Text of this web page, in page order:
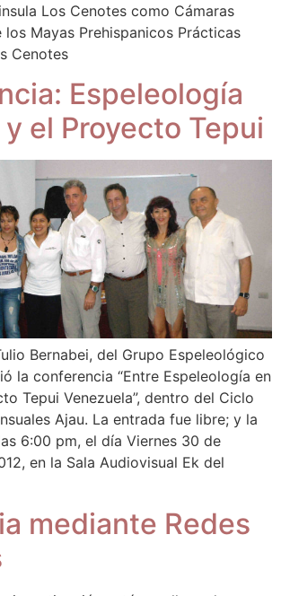
Los Cenotes como Cámaras
Mayas Prehispanicos Prácticas
Cenotes
Espeleología
el Proyecto Tepui
Bernabei, del Grupo Espeleológico
la conferencia “Entre Espeleología en
Tepui Venezuela”, dentro del Ciclo
Ajau. La entrada fue libre; y la
6:00 pm, el día Viernes 30 de
en la Sala Audiovisual Ek del
mediante Redes